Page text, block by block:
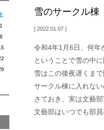
2022.01.07
雪のサークル棟
令和4年1月6日、何年
ということで雪の中
雪はこの後夜遅くま
サークル棟に入れな
さておき、実は文藝
文藝部はいつでも部
»
1
8